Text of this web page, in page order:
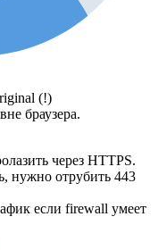
(!)
браузера.
через HTTPS.
нужно отрубить 443
если firewall умеет